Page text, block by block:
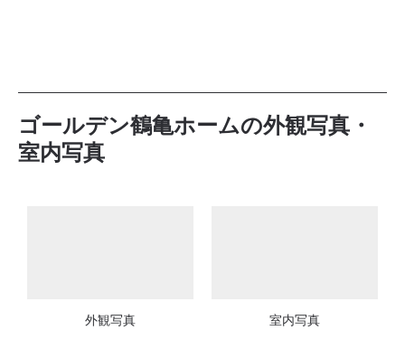
ゴールデン鶴亀ホームの外観写真・
室内写真
外観写真 室内写真